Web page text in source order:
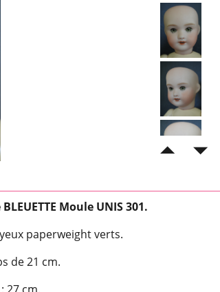
Moule UNIS 301.
paperweight verts.
de 21 cm.